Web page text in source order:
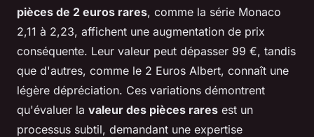
pièces de 2 euros rares, comme la série Monaco
2,11 à 2,23, affichent une augmentation de prix
conséquente. Leur valeur peut dépasser 99 €, tandis
que d'autres, comme le 2 Euros Albert, connaît une
légère dépréciation. Ces variations démontrent
qu'évaluer la valeur des pièces rares est un
processus subtil, demandant une expertise